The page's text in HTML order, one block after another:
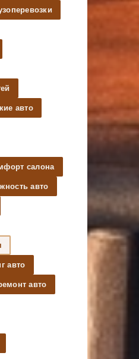
авто
салона
авто
авто
авто